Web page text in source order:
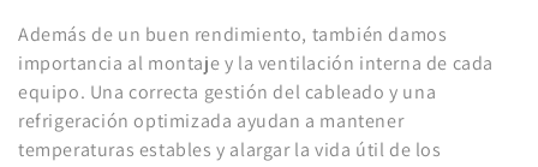
Además de un buen rendimiento, también damos
importancia al montaje y la ventilación interna de cada
equipo. Una correcta gestión del cableado y una
refrigeración optimizada ayudan a mantener
temperaturas estables y alargar la vida útil de los